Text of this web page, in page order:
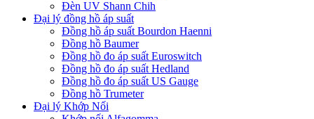
Đèn UV Shann Chih
Đại lý đồng hồ áp suất
Đồng hồ áp suất Bourdon Haenni
Đồng hồ Baumer
Đồng hồ đo áp suất Euroswitch
Đồng hồ đo áp suất Hedland
Đồng hồ đo áp suất US Gauge
Đồng hồ Trumeter
Đại lý Khớp Nối